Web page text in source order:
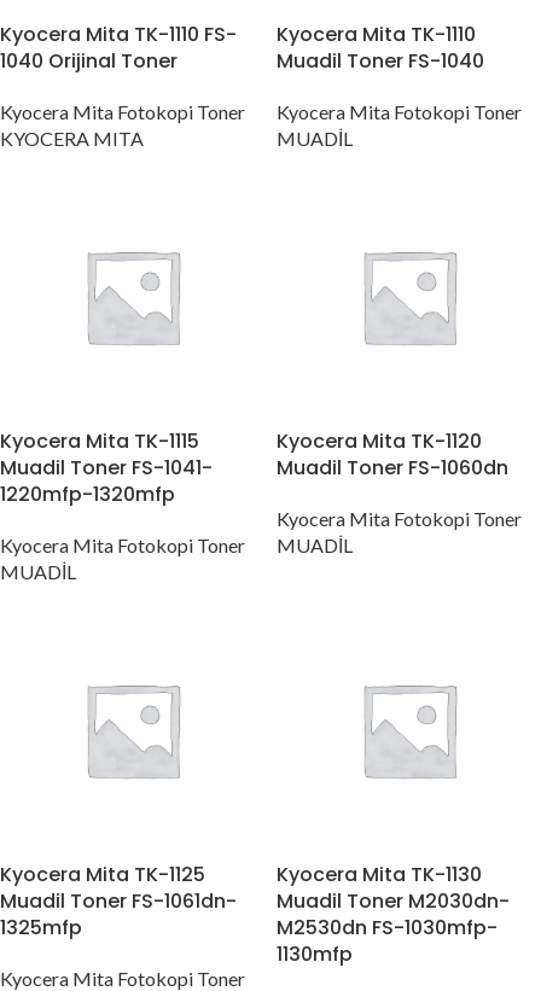
Kyocera Mita TK-1110 FS-
1040 Orijinal Toner
Kyocera Mita Fotokopi Toner
KYOCERA MITA
Kyocera Mita TK-1110
Muadil Toner FS-1040
Kyocera Mita Fotokopi Toner
MUADİL
Kyocera Mita TK-1115
Muadil Toner FS-1041-
1220mfp-1320mfp
Kyocera Mita Fotokopi Toner
MUADİL
Kyocera Mita TK-1120
Muadil Toner FS-1060dn
Kyocera Mita Fotokopi Toner
MUADİL
Kyocera Mita TK-1125
Muadil Toner FS-1061dn-
1325mfp
Kyocera Mita Fotokopi Toner
Kyocera Mita TK-1130
Muadil Toner M2030dn-
M2530dn FS-1030mfp-
1130mfp